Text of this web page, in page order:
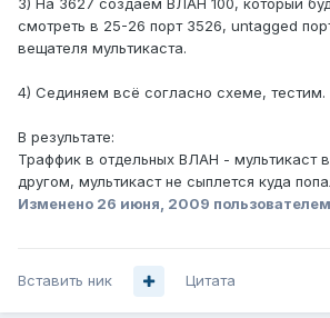
3) На 3627 создаём ВЛАН 100, который
смотреть в 25-26 порт 3526, untagged
вещателя мультикаста.
4) Сединяем всё согласно схеме, тестим.
В результате:
Траффик в отдельных ВЛАН - мультикаст
другом, мультикаст не сыплется куда
Изменено 26 июня, 2009
Вставить ник Цитата